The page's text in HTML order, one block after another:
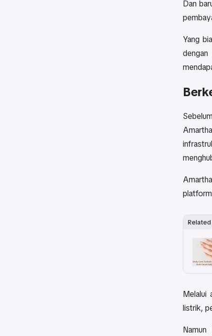
Dan
Yang
Related
Melalui
listrik,